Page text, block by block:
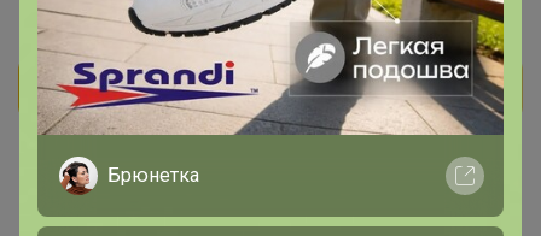
Брюнетка